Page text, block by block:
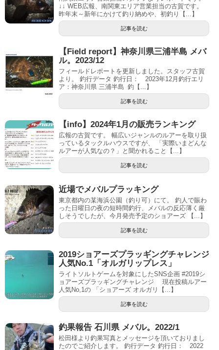
↓↓ WEB広報、南関東エリア営業担当の古賀です。
昨年末～新年にかけて釣り納めや、初釣り【...】
記事を読む
【Field report】神奈川県三浦半島 メバ
ル。2023/12
フィールドレポートを更新しました。スタッフ古賀
より。 釣行データ 釣行日： 2023年12月釣行エリ
ア：神奈川県 三浦半島 釣【...】
記事を読む
【info】2024年1月の販売ランキング
広報の古賀です。 幅広いジャンルのルアーを取り扱
っているタックルハウスですが、 「実際いまどんな
ルアーが人気なの？」と聞かれること【...】
記事を読む
近場でメバルプラッキング
東京都内の某海浜公園（釣り可）にて。 釣人で賑わ
った日曜日の夜の短時間釣行、メバルの反応薄く厳
しそうでしたが、今月発売予定のショアーズ 【...】
記事を読む
2019ショアーズプラッギングチャレンジ
人気No.1「オルガリップレス」
ライトソルトゲームを対象にしたSNS企画 #2019シ
ョアーズプラッギングチャレンジ 現在投稿ルアー
人気No,1の 「ショアーズ オルガリ【...】
記事を読む
釣果報告 石川県 メバル。2022/1
松田様より釣果写真とメッセージを頂いておりまし
たのでご紹介します。 釣行データ 釣行日： 2022